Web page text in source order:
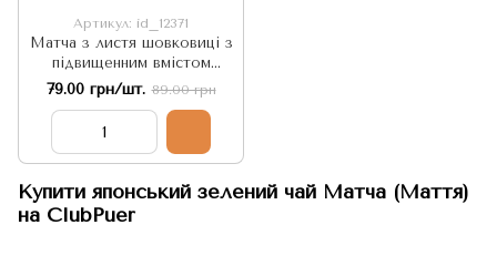
Артикул: id_12371
Матча з листя шовковиці з
підвищенним вмістом
ГАМК: GABA Mulberry Tea
79.00 грн/шт. 89.00 грн
Купити японський зелений чай Матча (Маття)
на ClubPuer